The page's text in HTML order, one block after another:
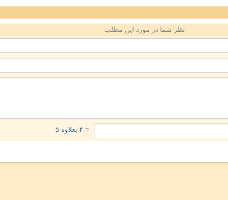
نظر شما در مورد این مطلب
= ۴ بعلاوه ۵